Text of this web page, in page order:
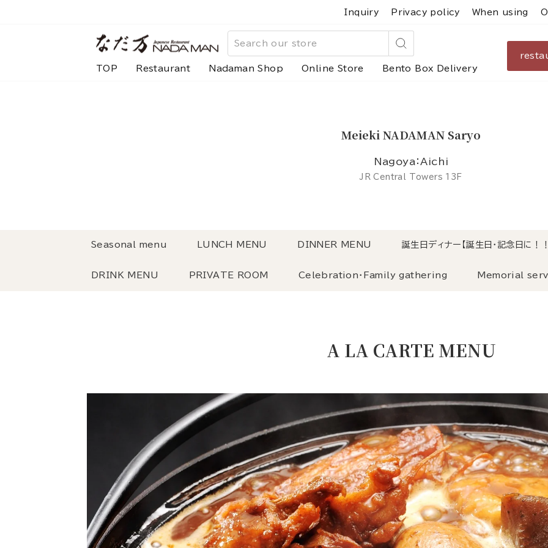
Inquiry Privacy policy When using
Search
TOP Restaurant Nadaman Shop Online Store Bento Box Delivery
Meieki NADAMAN Saryo
Nagoya：Aichi
JR Central Towers 13F
Seasonal menu LUNCH MENU DINNER MENU 誕生日ディナー【誕生日・記念日に！！
DRINK MENU PRIVATE ROOM Celebration・Family gathering Memorial
A LA CARTE MENU